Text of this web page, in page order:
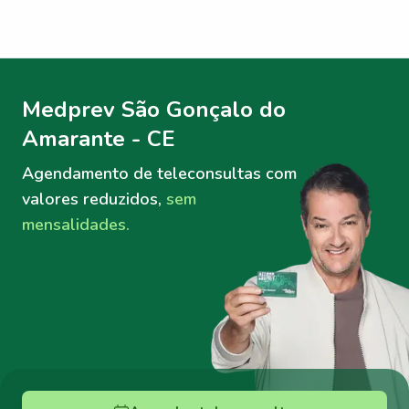
Medprev São Gonçalo do
Amarante - CE
Agendamento de teleconsultas com
valores reduzidos, sem
mensalidades.